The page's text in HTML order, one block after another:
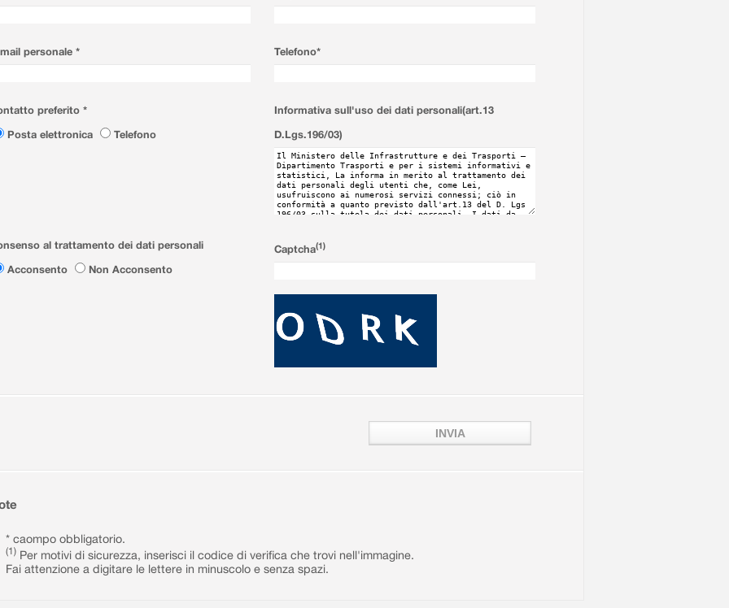
personale * Telefono*
preferito *
Posta elettronica
Telefono
Informativa sull'uso dei dati personali(art.13
D.Lgs.196/03)
al trattamento dei dati personali
Acconsento
Non Acconsento
Captcha(1)
* caompo obbligatorio.
(1) Per motivi di sicurezza, inserisci il codice di verifica che trovi nell'immagine.
Fai attenzione a digitare le lettere in minuscolo e senza spazi.